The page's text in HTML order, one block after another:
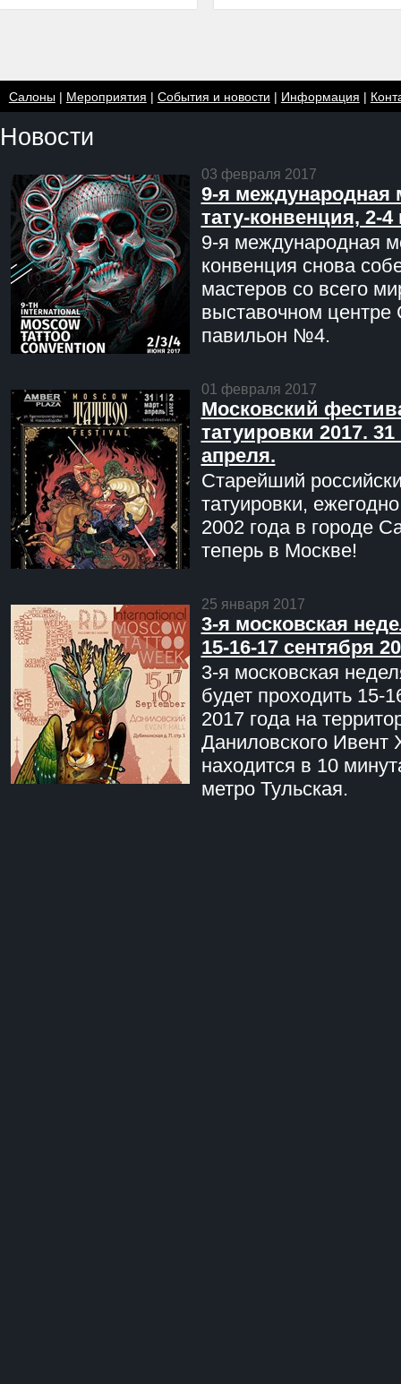
Салоны| Мероприятия | События и новости | Информация |
Новости
03 февраля 2017
9-я международная
тату-конвенция, 2-
9-я международная
конвенция снова
мастеров со всего
выставочном центре
павильон №4.
01 февраля 2017
Московский
татуировки 2017. 31
апреля.
Старейший
татуировки,
2002 года в городе
теперь в Москве!
25 января 2017
3-я московская
15-16-17 сентября
3-я московская
будет проходить 15-
2017 года на
Даниловского Ивент
находится в 10
метро Тульская.